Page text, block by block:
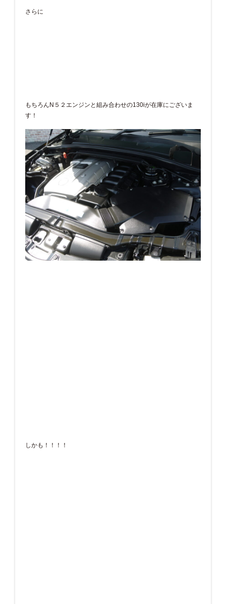
さらに
もちろんN５２エンジンと組み合わせの130iが在庫にございま
す！
しかも！！！！